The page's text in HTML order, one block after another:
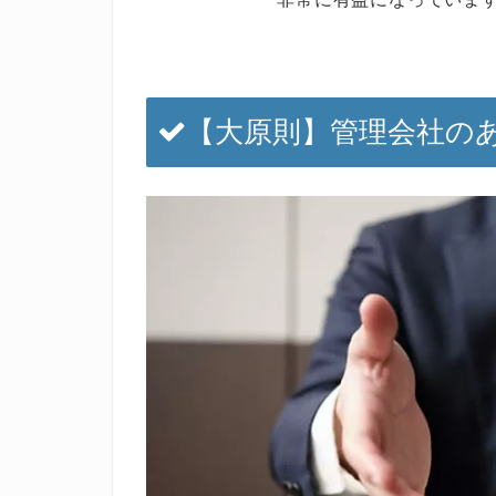
【大原則】管理会社の